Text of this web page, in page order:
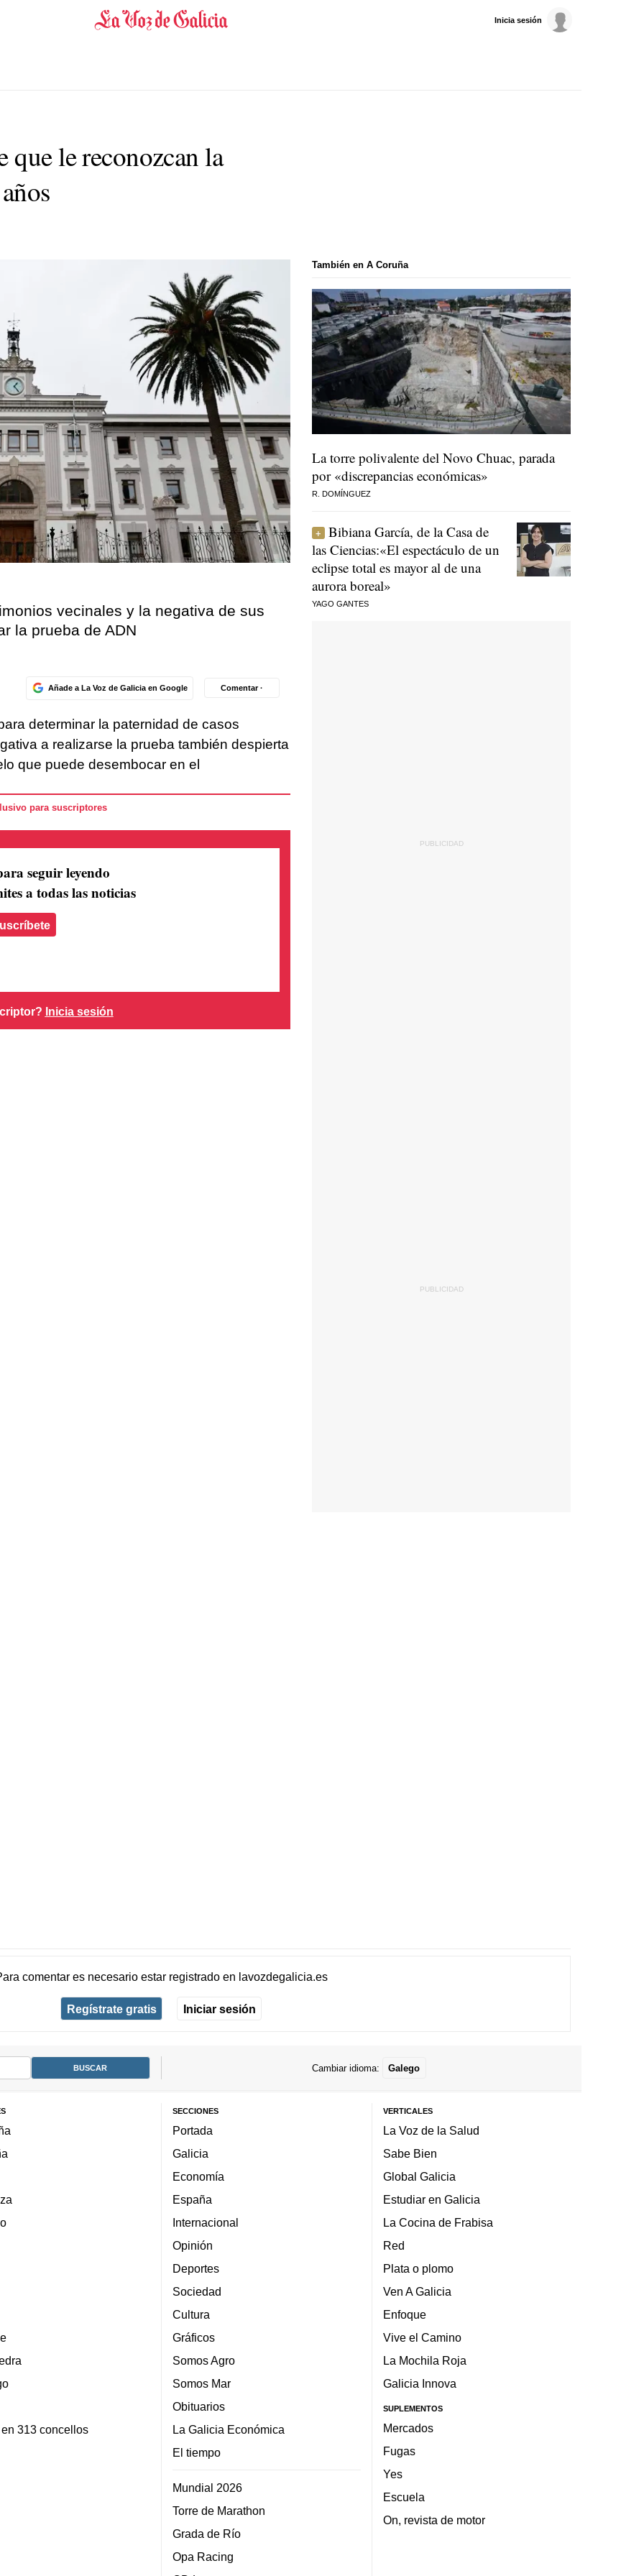
Inicia sesión
que le reconozcan la
vecinales y la negativa de sus
la prueba de ADN
Añade a La Voz de Galicia en Google Comentar ·
determinar la paternidad de casos
a realizarse la prueba también despierta
que puede desembocar en el
para suscriptores
seguir leyendo
a todas las noticias
Inicia sesión
También en A Coruña
La torre polivalente del Novo Chuac, parada
por «discrepancias económicas»
R. DOMÍNGUEZ
Bibiana García, de la Casa de
las Ciencias:«El espectáculo de un
eclipse total es mayor al de una
aurora boreal»
YAGO GANTES
comentar es necesario estar registradoen lavozdegalicia.es
Regístrate gratis Iniciar sesión
Cambiar idioma: Galego
313 concellos
SECCIONES
Portada
Galicia
Economía
España
Internacional
Opinión
Deportes
Sociedad
Cultura
Gráficos
Somos Agro
Somos Mar
Obituarios
La Galicia Económica
El tiempo
Mundial 2026
Torre de Marathon
Grada de Río
Opa Racing
VERTICALES
La Voz de la Salud
Sabe Bien
Global Galicia
Estudiar en Galicia
La Cocina de Frabisa
Red
Plata o plomo
Ven A Galicia
Enfoque
Vive el Camino
La Mochila Roja
Galicia Innova
SUPLEMENTOS
Mercados
Fugas
Yes
Escuela
On, revista de motor